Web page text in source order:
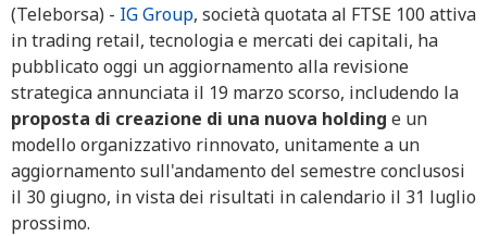
(Teleborsa) - IG Group, società quotata al FTSE 100 attiva
in trading retail, tecnologia e mercati dei capitali, ha
pubblicato oggi un aggiornamento alla revisione
strategica annunciata il 19 marzo scorso, includendo la
proposta di creazione di una nuova holding e un
modello organizzativo rinnovato, unitamente a un
aggiornamento sull'andamento del semestre conclusosi
il 30 giugno, in vista dei risultati in calendario il 31 luglio
prossimo.